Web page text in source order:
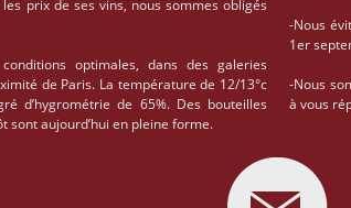
prix de ses vins, nous sommes obligés
optimales, dans des galeries
de Paris. La température de 12/13°c
d’hygrométrie de 65%. Des bouteilles
sont aujourd’hui en pleine forme.
-Nous
1er
-Nous
à vous